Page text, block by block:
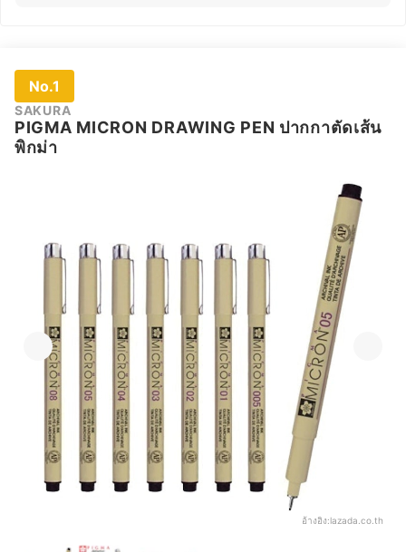
No.1
SAKURA
PIGMA MICRON DRAWING PEN ปากกาตัดเส้น
พิกม่า
อ้างอิง:lazada.co.th